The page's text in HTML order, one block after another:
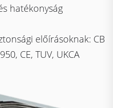
hatékonyság
előírásoknak: CB
CE, TUV, UKCA